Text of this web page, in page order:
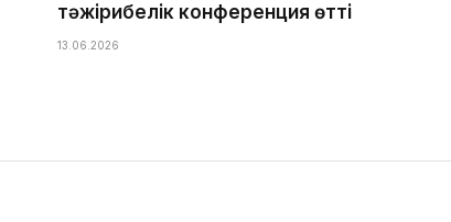
тәжірибелік конференция өтті
13.06.2026